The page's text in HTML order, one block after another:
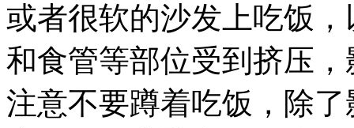
或者很软的沙发上吃饭
和食管等部位受到挤压
注意不要蹲着吃饭，除